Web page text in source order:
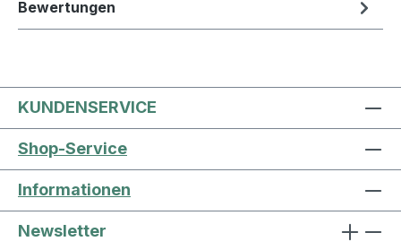
Bewertungen
KUNDENSERVICE
Shop-Service
Informationen
Newsletter